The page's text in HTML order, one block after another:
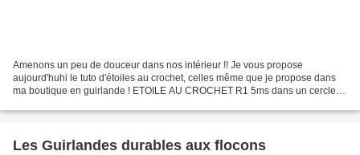
Amenons un peu de douceur dans nos intérieur !! Je vous propose
aujourd'huhi le tuto d'étoiles au crochet, celles même que je propose dans
ma boutique en guirlande ! ETOILE AU CROCHET R1 5ms dans un cercle
Les Guirlandes durables aux flocons